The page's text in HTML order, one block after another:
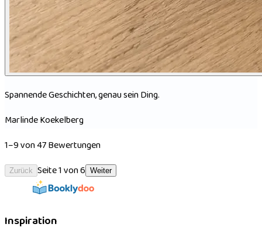
Spannende Geschichten, genau sein Ding.
Marlinde Koekelberg
1–9 von 47 Bewertungen
Zurück Seite 1 von 6 Weiter
Inspiration